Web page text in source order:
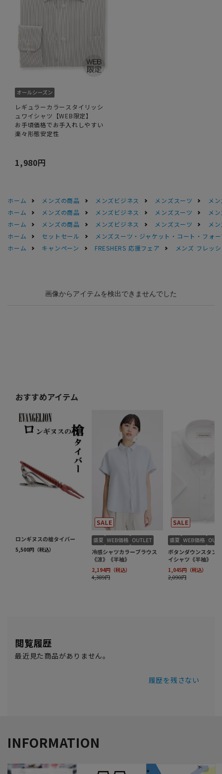
レギュラーカラースタイリッシ
ュワイシャツ【WEB限定】
お手頃価格でお手入れしやすい
楽々形態安定性
1,980円
ホーム メンズの商品 メンズビジネス メンズスーツ
メ
ホーム
メンズの商品 メンズビジネス メンズスーツ
メ
ホーム
メンズの商品 メンズビジネス メンズスーツ
メ
ホーム
セットセール
メンズスーツ・ジャケット・コート・フォ
ホーム
キャンペーン FRESHERS 応援フェア メンズ フレッ
閲覧履歴
最近見た商品がありません。
履歴を残さない
INFORMATION